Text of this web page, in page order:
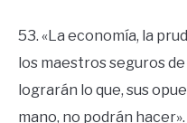
53. «La economía, la
los maestros seguros
lograrán lo que, sus
mano, no podrán hacer».